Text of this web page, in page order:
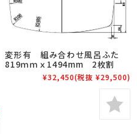
変形有 組み合わせ風呂ふた
819ｍｍｘ1494mm 2枚割
¥32,450(税抜 ¥29,500)